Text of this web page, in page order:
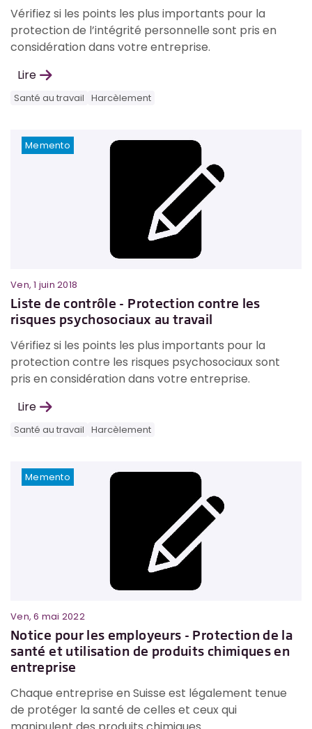
Vérifiez si les points les plus importants pour la
protection de l’intégrité personnelle sont pris en
considération dans votre entreprise.
Lire
Santé au travail Harcèlement
Memento
Ven, 1 juin 2018
Liste de contrôle - Protection contre les
risques psychosociaux au travail
Vérifiez si les points les plus importants pour la
protection contre les risques psychosociaux sont
pris en considération dans votre entreprise.
Lire
Santé au travail Harcèlement
Memento
Ven, 6 mai 2022
Notice pour les employeurs - Protection de la
santé et utilisation de produits chimiques en
entreprise
Chaque entreprise en Suisse est légalement tenue
de protéger la santé de celles et ceux qui